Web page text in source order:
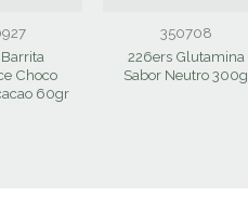
Choco
60gr
350708
226ers Glutamina
Sabor Neutro 300g